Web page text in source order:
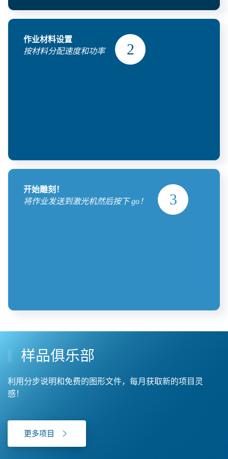
作业材料设置
按材料分配速度和功率
开始雕刻！
将作业发送到激光机然后按下 go！
样品俱乐部
利用分步说明和免费的图形文件，每月获取新的项目灵
感！
更多项目